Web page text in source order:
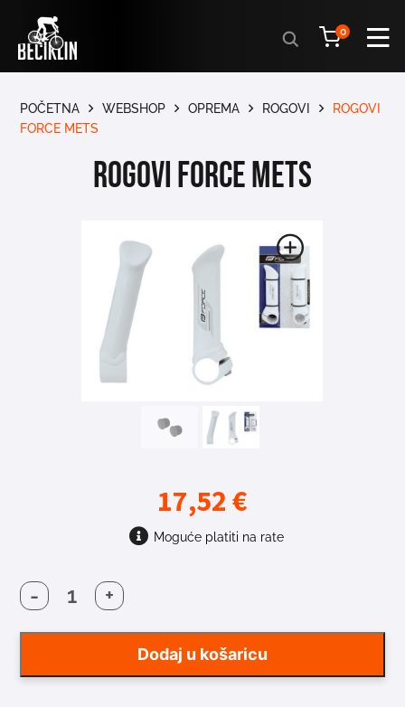
Products
search
0
POČETNA WEBSHOP OPREMA ROGOVI
ROGOVI
FORCE METS
ROGOVI FORCE METS
17,52€
Moguće platiti na rate
-
ROGOVI
METS
+
Dodaj u košaricu